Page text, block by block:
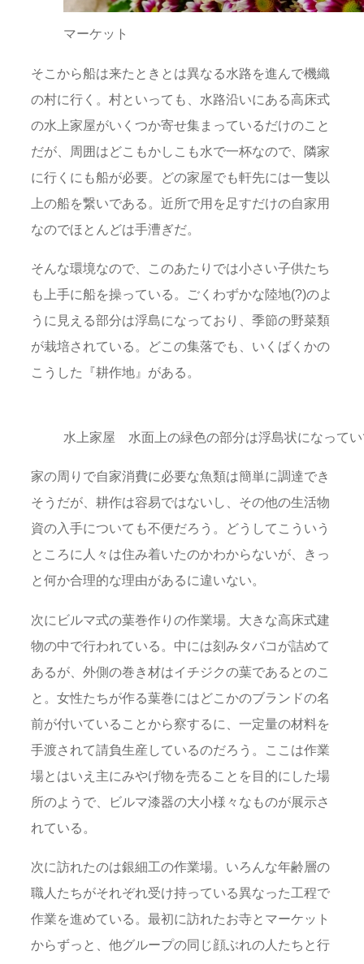
マーケット
そこから船は来たときとは異なる水路を進んで機織
の村に行く。村といっても、水路沿いにある高床式
の水上家屋がいくつか寄せ集まっているだけのこと
だが、周囲はどこもかしこも水で一杯なので、隣家
に行くにも船が必要。どの家屋でも軒先には一隻以
上の船を繋いである。近所で用を足すだけの自家用
なのでほとんどは手漕ぎだ。
そんな環境なので、このあたりでは小さい子供たち
も上手に船を操っている。ごくわずかな陸地(?)のよ
うに見える部分は浮島になっており、季節の野菜類
が栽培されている。どこの集落でも、いくばくかの
こうした『耕作地』がある。
水上家屋 水面上の緑色の部分は浮島状になって
家の周りで自家消費に必要な魚類は簡単に調達でき
そうだが、耕作は容易ではないし、その他の生活物
資の入手についても不便だろう。どうしてこういう
ところに人々は住み着いたのかわからないが、きっ
と何か合理的な理由があるに違いない。
次にビルマ式の葉巻作りの作業場。大きな高床式建
物の中で行われている。中には刻みタバコが詰めて
あるが、外側の巻き材はイチジクの葉であるとのこ
と。女性たちが作る葉巻にはどこかのブランドの名
前が付いていることから察するに、一定量の材料を
手渡されて請負生産しているのだろう。ここは作業
場とはいえ主にみやげ物を売ることを目的にした場
所のようで、ビルマ漆器の大小様々なものが展示さ
れている。
次に訪れたのは銀細工の作業場。いろんな年齢層の
職人たちがそれぞれ受け持っている異なった工程で
作業を進めている。最初に訪れたお寺とマーケット
からずっと、他グループの同じ顔ぶれの人たちと行